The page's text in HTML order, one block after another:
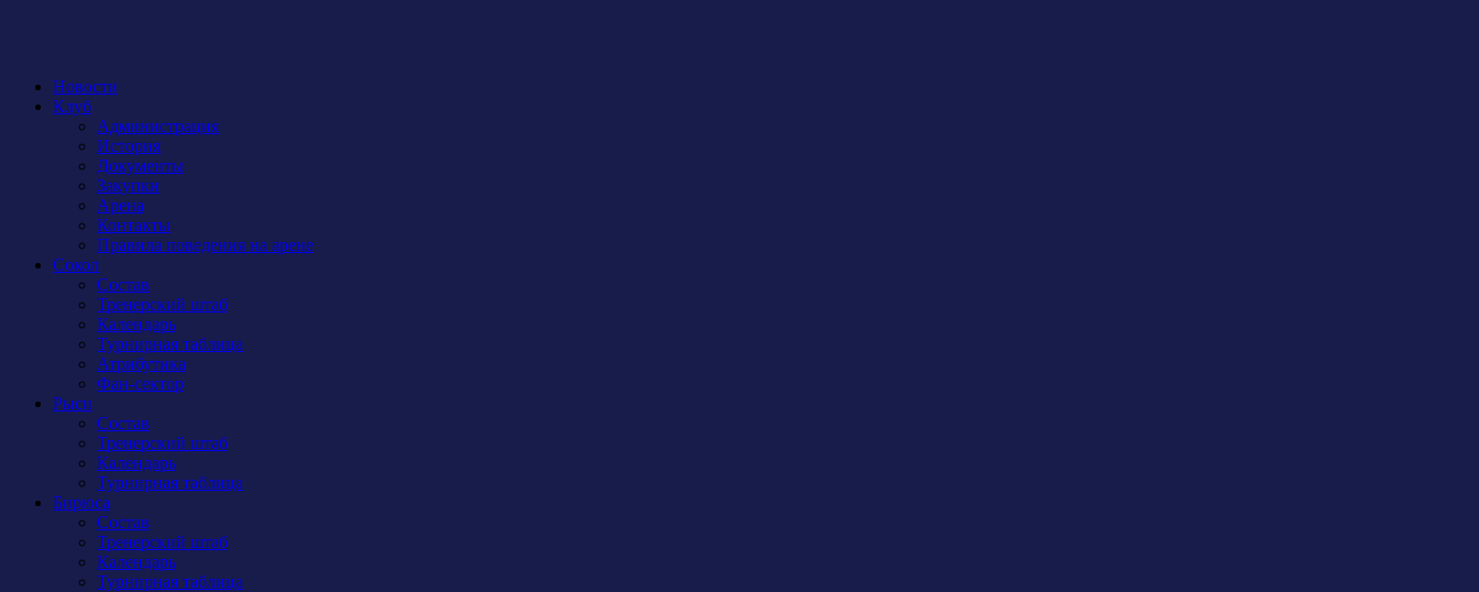
Новости
Клуб
Администрация
История
Документы
Закупки
Арена
Контакты
Правила поведения на арене
Сокол
Состав
Тренерский штаб
Календарь
Турнирная таблица
Атрибутика
Фан-сектор
Рыси
Состав
Тренерский штаб
Календарь
Турнирная таблица
Бирюса
Состав
Тренерский штаб
Календарь
Турнирная таблица